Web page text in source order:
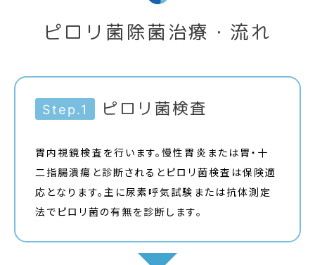
ピロリ菌除菌治療・流れ
Step.1 ピロリ菌検査
胃内視鏡検査を行います。慢性胃炎または胃・十
二指腸潰瘍と診断されるとピロリ菌検査は保険適
応となります。主に尿素呼気試験または抗体測定
法でピロリ菌の有無を診断します。